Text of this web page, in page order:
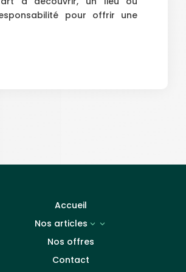
pour offrir une
Accueil
Nos articles
3
Nos offres
Contact